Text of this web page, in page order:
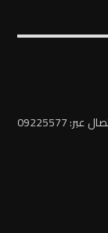
09225577